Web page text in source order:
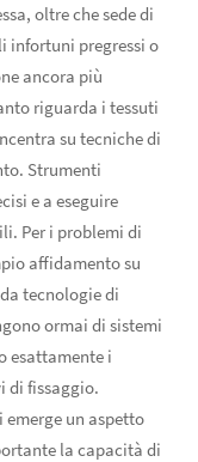
oltre che sede di
infortuni pregressi o
ancora più
riguarda i tessuti
su tecniche di
Strumenti
e a eseguire
Per i problemi di
affidamento su
tecnologie di
ormai di sistemi
esattamente i
di fissaggio.
un aspetto
la capacità di